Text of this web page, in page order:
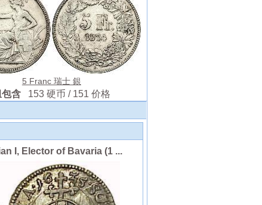
5 Franc 瑞士 銀
包含 153 硬币 / 151 价格
I, Elector of Bavaria (1 ...